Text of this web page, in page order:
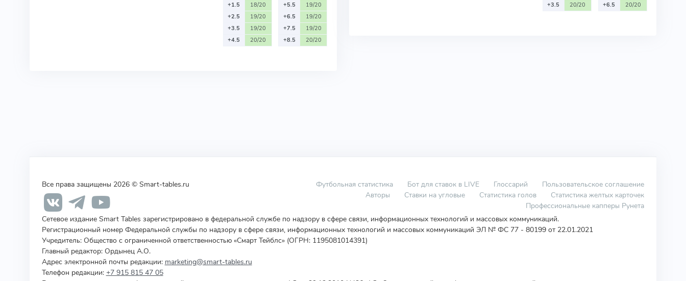
+1.5
18/20
+2.5
19/20
+3.5
19/20
+4.5
20/20
+5.5
19/20
+6.5
19/20
+7.5
19/20
+8.5
20/20
+3.5
20/20
+6.5
20/20
Все права защищены 2026 © Smart-tables.ru Футбольная статистика Бот для ставок в LIVE Глоссарий
Пользовательское соглашение
Авторы
Ставки на угловые Статистика голов
Статистика желтых карточек
Профессиональные капперы Рунета
Сетевое издание Smart Tables зарегистрировано в федеральной службе по надзору в сфере связи, информационных технологий и массовых коммуникаций.
Регистрационный номер Федеральной службы по надзору в сфере связи, информационных технологий и массовых коммуникаций ЭЛ № ФС 77 - 80199 от 22.01.2021
Учредитель: Общество с ограниченной ответственностью «Смарт Тейблс» (ОГРН: 1195081014391)
Главный редактор: Ордынец А.О.
Адрес электронной почты редакции: marketing@smart-tables.ru
Телефон редакции: +7 915 815 47 05